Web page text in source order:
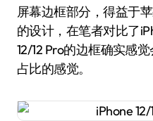
屏幕边框部分，得益于
的设计，在笔者对比了
12/12 Pro的边框确实感
占比的感觉。